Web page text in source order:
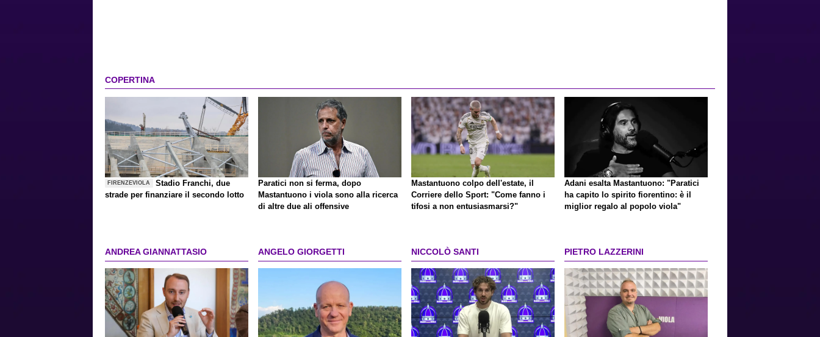
COPERTINA
FIRENZEVIOLA
Stadio Franchi, due
strade per finanziare il secondo lotto
Paratici non si ferma, dopo
Mastantuono i viola sono alla ricerca
di altre due ali offensive
Mastantuono colpo dell'estate, il
Corriere dello Sport: "Come fanno i
tifosi a non entusiasmarsi?"
Adani esalta Mastantuono: "Paratici
ha capito lo spirito fiorentino: è il
miglior regalo al popolo viola"
ANDREA GIANNATTASIO ANGELO GIORGETTI NICCOLÒ SANTI PIETRO LAZZERINI